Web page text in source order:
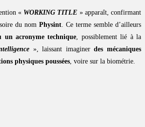
« WORKING TITLE » apparaît, confirmant
du nom Physint. Ce terme semble d’ailleurs
acronyme technique, possiblement lié à la
», laissant imaginerdes mécaniques
physiques poussées, voire sur la biométrie.